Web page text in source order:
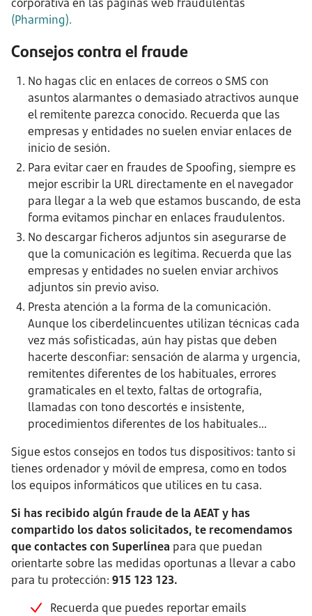
(Pharming).
Consejos contra el fraude
No hagas clic en enlaces de correos o SMS con
asuntos alarmantes o demasiado atractivos aunque
el remitente parezca conocido. Recuerda que las
empresas y entidades no suelen enviar enlaces de
inicio de sesión.
Para evitar caer en fraudes de Spoofing, siempre es
mejor escribir la URL directamente en el navegador
para llegar a la web que estamos buscando, de esta
forma evitamos pinchar en enlaces fraudulentos.
No descargar ficheros adjuntos sin asegurarse de
que la comunicación es legítima. Recuerda que las
empresas y entidades no suelen enviar archivos
adjuntos sin previo aviso.
Presta atención a la forma de la comunicación.
Aunque los ciberdelincuentes utilizan técnicas cada
vez más sofisticadas, aún hay pistas que deben
hacerte desconfiar: sensación de alarma y urgencia,
remitentes diferentes de los habituales, errores
gramaticales en el texto, faltas de ortografía,
llamadas con tono descortés e insistente,
procedimientos diferentes de los habituales...
Sigue estos consejos en todos tus dispositivos: tanto si
tienes ordenador y móvil de empresa, como en todos
los equipos informáticos que utilices en tu casa.
Si has recibido algún fraude de la AEAT y has
compartido los datos solicitados, te recomendamos
que contactes con Superlínea para que puedan
orientarte sobre las medidas oportunas a llevar a cabo
para tu protección: 915 123 123.
Recuerda que puedes reportar emails